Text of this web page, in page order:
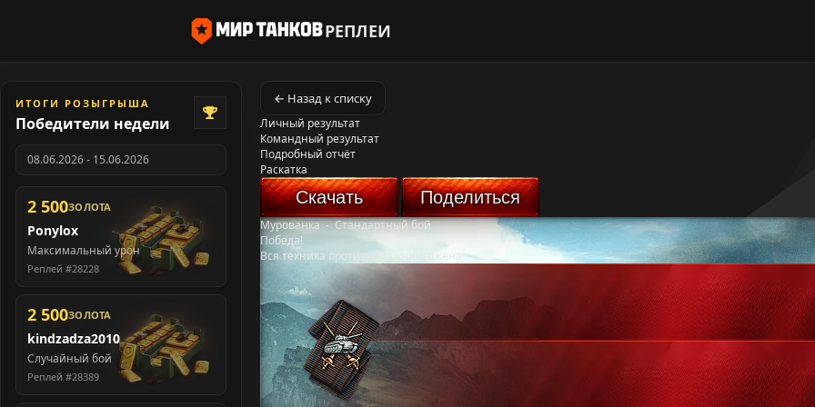
РЕПЛЕИ
ИТОГИ РОЗЫГРЫША
Победители недели
08.06.2026 - 15.06.2026
2 500ЗОЛОТА
Ponylox
Максимальный урон
Реплей #28228
2 500ЗОЛОТА
kindzadza2010
Случайный бой
Реплей #28389
← Назад к списку
Личный результат
Командный результат
Подробный отчёт
Раскатка
Скачать Поделиться
Мурованка-Стандартный бой
Победа!
Вся техника противника уничтожена